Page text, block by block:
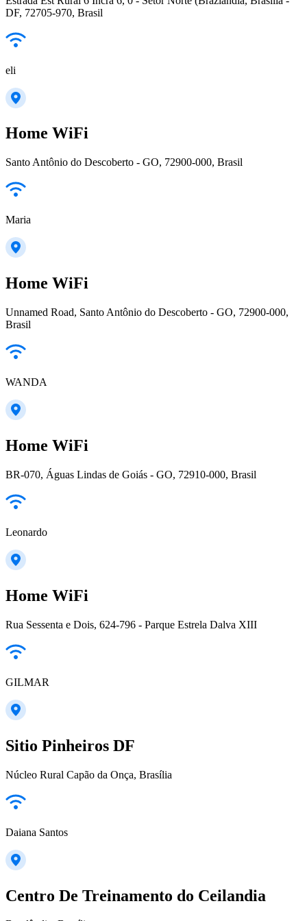
DF, 72705-970, Brasil
eli
Home WiFi
Santo Antônio do Descoberto - GO, 72900-000, Brasil
Maria
Home WiFi
Unnamed Road, Santo Antônio do Descoberto - GO, 72900-000,
Brasil
WANDA
Home WiFi
BR-070, Águas Lindas de Goiás - GO, 72910-000, Brasil
Leonardo
Home WiFi
Rua Sessenta e Dois, 624-796 - Parque Estrela Dalva XIII
GILMAR
Sitio Pinheiros DF
Núcleo Rural Capão da Onça, Brasília
Daiana Santos
Centro De Treinamento do Ceilandia